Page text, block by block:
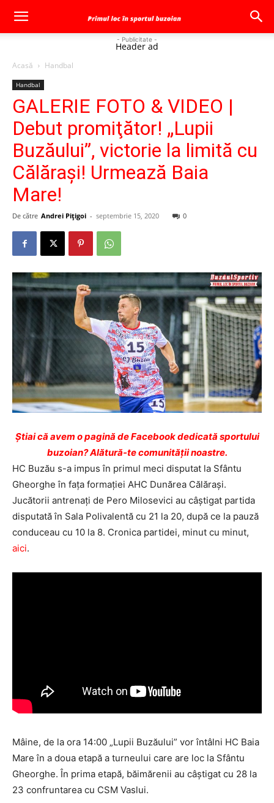
- Publicitate -
Header ad
Acasă Handbal
Handbal
GALERIE FOTO & VIDEO |
Debut promiţător! „Lupii
Buzăului”, victorie la limită cu
Călăraşi! Urmează Baia
Mare!
De către Andrei Pițigoi - septembrie 15, 2020 0
Ştiai că avem o pagină de Facebook dedicată sportului
buzoian? Alătură-te comunității noastre.
HC Buzău s-a impus în primul meci disputat la Sfântu
Gheorghe în fața formației AHC Dunărea Călărași.
Jucătorii antrenați de Pero Milosevici au câștigat partida
disputată în Sala Polivalentă cu 21 la 20, după ce la pauză
conduceau cu 10 la 8. Cronica partidei, minut cu minut,
aici.
Mâine, de la ora 14:00 „Lupii Buzăului” vor întâlni HC Baia
Mare în a doua etapă a turneului care are loc la Sfântu
Gheorghe. În prima etapă, băimărenii au câştigat cu 28 la
23 confruntarea cu CSM Vaslui.